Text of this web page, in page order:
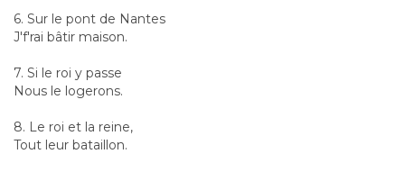
6. Sur le pont de Nantes
J'f'rai bâtir maison.
7. Si le roi y passe
Nous le logerons.
8. Le roi et la reine,
Tout leur bataillon.